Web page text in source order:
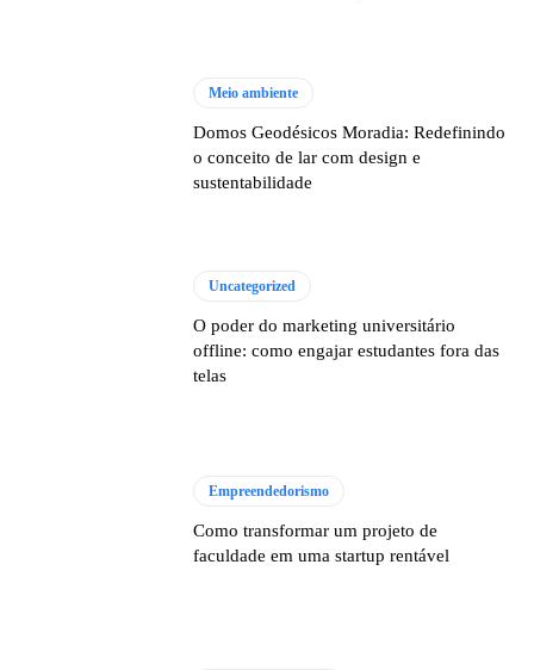
Meio ambiente
Domos Geodésicos Moradia: Redefinindo
o conceito de lar com design e
sustentabilidade
Uncategorized
O poder do marketing universitário
offline: como engajar estudantes fora das
telas
Empreendedorismo
Como transformar um projeto de
faculdade em uma startup rentável